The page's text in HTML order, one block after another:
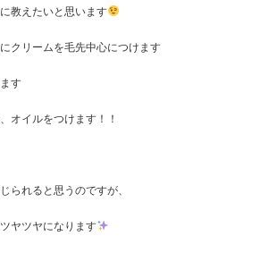
教えたいと思います
クリームを毛先中心につけます
す
オイルをつけます！！
られると思うのですが、
ヤツヤになります